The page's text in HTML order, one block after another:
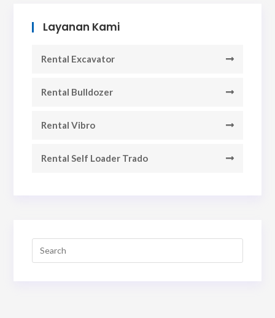
Layanan Kami
Rental Excavator
Rental Bulldozer
Rental Vibro
Rental Self Loader Trado